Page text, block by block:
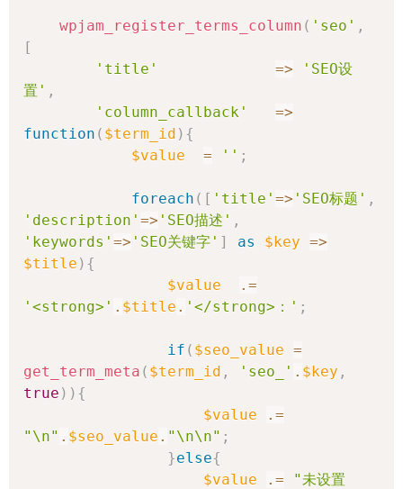
wpjam_register_terms_column ( 'seo' ,
[
'title'
=>
'SEO设
置' ,
'column_callback'
=>
function ( $term_id ) {
$value
= '' ;
foreach ( [ 'title' => 'SEO标题' ,
'description' => 'SEO描述' ,
'keywords' => 'SEO关键字' ] as $key =>
$title ) {
$value
.=
'<strong>' . $title . '</strong>：' ;
if ( $seo_value =
get_term_meta ( $term_id , 'seo_' . $key ,
true ) ) {
$value
.=
"\n" . $seo_value . "\n\n" ;
}else{
$value
.=
"未设置